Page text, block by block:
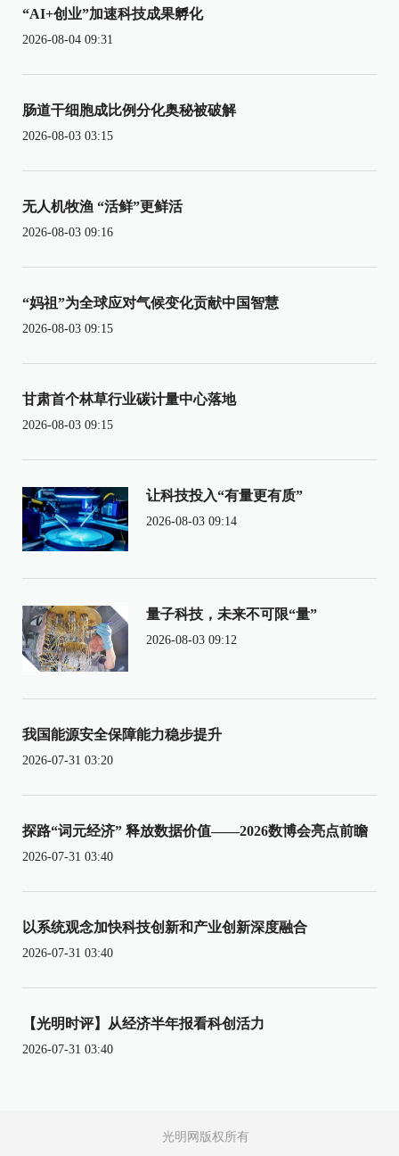
“AI+创业”加速科技成果孵化
2026-08-04 09:31
肠道干细胞成比例分化奥秘被破解
2026-08-03 03:15
无人机牧渔 “活鲜”更鲜活
2026-08-03 09:16
“妈祖”为全球应对气候变化贡献中国智慧
2026-08-03 09:15
甘肃首个林草行业碳计量中心落地
2026-08-03 09:15
让科技投入“有量更有质”
2026-08-03 09:14
量子科技，未来不可限“量”
2026-08-03 09:12
我国能源安全保障能力稳步提升
2026-07-31 03:20
探路“词元经济” 释放数据价值——2026数博会亮点前瞻
2026-07-31 03:40
以系统观念加快科技创新和产业创新深度融合
2026-07-31 03:40
【光明时评】从经济半年报看科创活力
2026-07-31 03:40
光明网版权所有